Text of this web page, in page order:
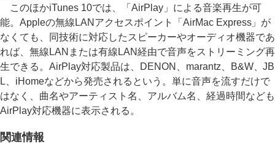
このほかiTunes 10では、「AirPlay」による音楽再生が可
能。Appleの無線LANアクセスポイント「AirMac Express」が
なくても、同技術に対応したスピーカーやオーディオ機器であ
れば、無線LANまたは有線LAN経由で音声をストリーミング再
生できる。AirPlay対応製品は、DENON、marantz、B&W、JB
L、iHomeなどから発売されるという。単に音声を流すだけで
はなく、曲名やアーティスト名、アルバム名、経過時間なども
AirPlay対応機器に表示される。
関連情報